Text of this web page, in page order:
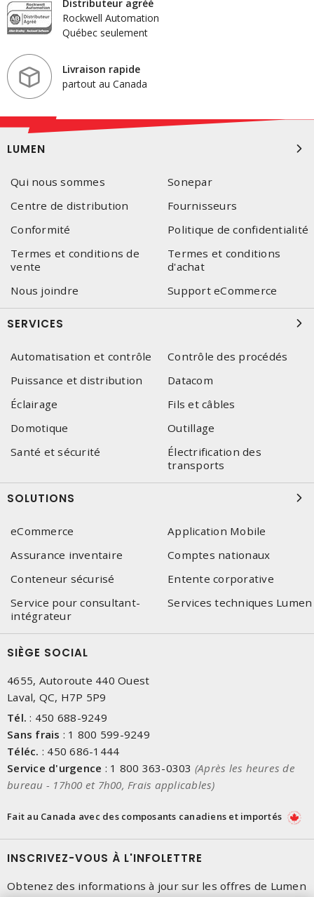
Distributeur agréé
Rockwell Automation
Québec seulement
Livraison rapide
partout au Canada
LUMEN
Qui nous sommes
Sonepar
Centre de distribution
Fournisseurs
Conformité
Politique de confidentialité
Termes et conditions de
vente
Termes et conditions
d'achat
Nous joindre
Support eCommerce
SERVICES
Automatisation et contrôle
Contrôle des procédés
Puissance et distribution
Datacom
Éclairage
Fils et câbles
Domotique
Outillage
Santé et sécurité
Électrification des
transports
SOLUTIONS
eCommerce
Application Mobile
Assurance inventaire
Comptes nationaux
Conteneur sécurisé
Entente corporative
Service pour consultant-
intégrateur
Services techniques Lumen
SIÈGE SOCIAL
4655, Autoroute 440 Ouest
Laval, QC, H7P 5P9
Tél. : 450 688-9249
Sans frais : 1 800 599-9249
Téléc. : 450 686-1444
Service d'urgence : 1 800 363-0303 (Après les heures de
bureau - 17h00 et 7h00, Frais applicables)
Fait au Canada avec des composants canadiens et importés
INSCRIVEZ-VOUS À L'INFOLETTRE
Obtenez des informations à jour sur les offres de Lumen